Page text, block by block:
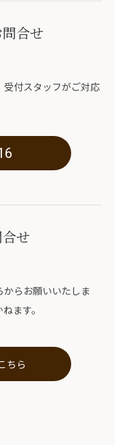
問合せ
付スタッフがご対応
せ
らお願いいたしま
ます。
ちら